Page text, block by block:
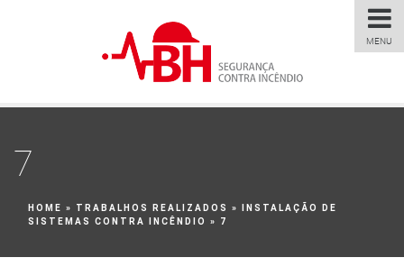
MENU
7
HOME » TRABALHOS REALIZADOS »
INSTALAÇÃO DE
SISTEMAS CONTRA INCÊNDIO
» 7